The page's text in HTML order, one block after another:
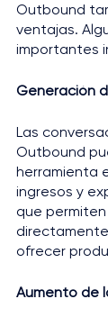
Outbound
ventajas.
importantes
Generación
Las
Outbound
herramienta
ingresos y
que
ofrecer
Aumento de